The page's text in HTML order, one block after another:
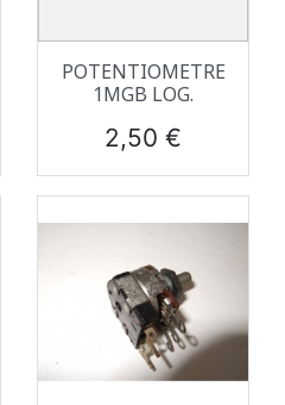
POTENTIOMETRE
1MGB LOG.
Prix
2,50 €